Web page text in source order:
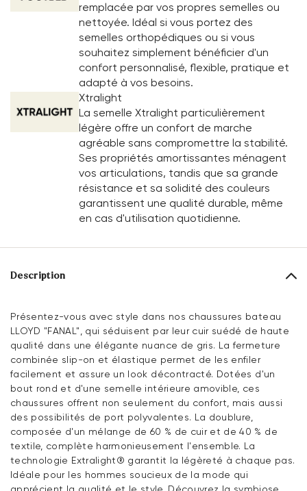
remplacée par vos propres semelles ou
nettoyée. Idéal si vous portez des
semelles orthopédiques ou si vous
souhaitez simplement bénéficier d'un
confort personnalisé, flexible, pratique et
adapté à vos besoins.
Xtralight
La semelle Xtralight particulièrement
légère offre un confort de marche
agréable sans compromettre la stabilité.
Ses propriétés amortissantes ménagent
vos articulations, tandis que sa grande
résistance et sa solidité des couleurs
garantissent une qualité durable, même
en cas d'utilisation quotidienne.
Description
Présentez-vous avec style dans nos chaussures bateau
LLOYD "FANAL", qui séduisent par leur cuir suédé de haute
qualité dans une élégante nuance de gris. La fermeture
combinée slip-on et élastique permet de les enfiler
facilement et assure un look décontracté. Dotées d'un
bout rond et d'une semelle intérieure amovible, ces
chaussures offrent non seulement du confort, mais aussi
des possibilités de port polyvalentes. La doublure,
composée d'un mélange de 60 % de cuir et de 40 % de
textile, complète harmonieusement l'ensemble. La
technologie Extralight® garantit la légèreté à chaque pas.
Idéale pour les hommes soucieux de la mode qui